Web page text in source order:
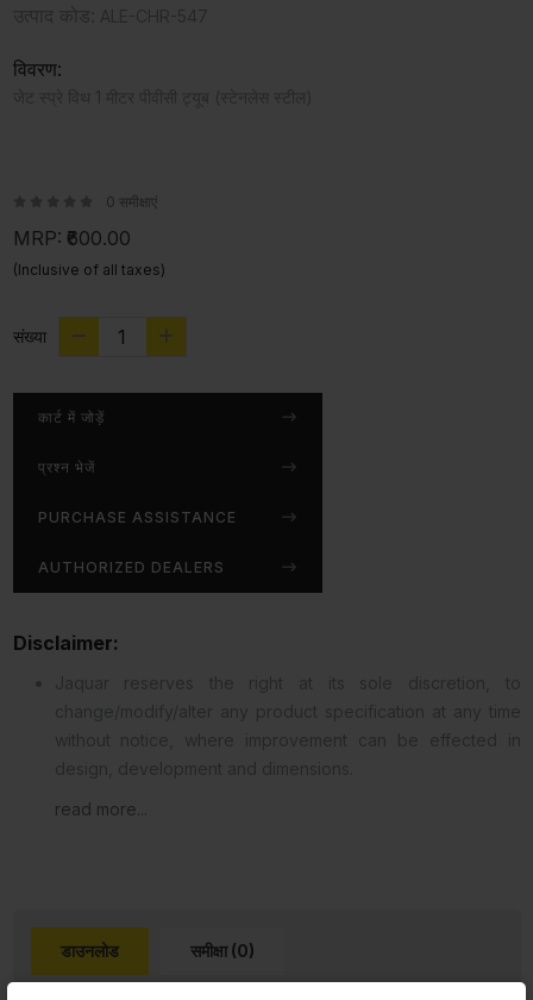
विवरण:
0 समीक्षाएं
MRP: ₹600.00
(Inclusive of all taxes)
संख्या
कार्ट में जोड़ें
प्रश्न भेजें
PURCHASE ASSISTANCE
AUTHORIZED DEALERS
Disclaimer:
read more...
डाउनलोड समीक्षा (0)